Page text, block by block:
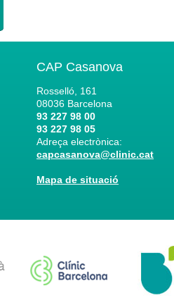
CAP Casanova
Rosselló, 161
08036 Barcelona
93 227 98 00
93 227 98 05
Adreça electrònica:
capcasanova@clinic.cat
Mapa de situació